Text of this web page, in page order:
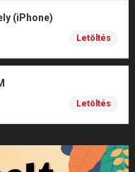
(iPhone)
Letöltés
Letöltés